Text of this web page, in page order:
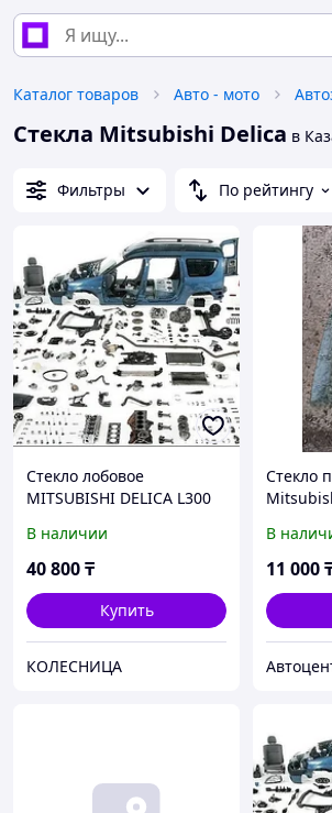
Каталог товаров Авто - мото
Стекла Mitsubishi Delica в
Фильтры По рейтингу
Стекло лобовое
MITSUBISHI DELICA L300
96-10 DE03 LFW X
В наличии
40 800₸
Купить
КОЛЕСНИЦА
Стекло
В
11 000